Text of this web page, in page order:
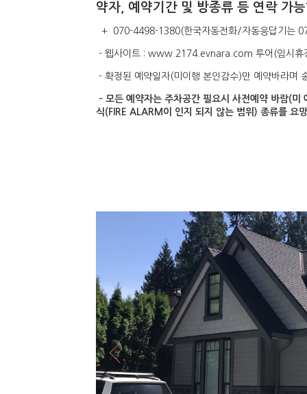
약자, 예약기간 및 방종류 등 연락 가
+ 070-4498-1380(한국자동전화/자동응답기는
- 웹사이트 : www.2174.evnara.com 투어(임시휴
- 확정된 예약일자(미이행 본인감수)만 예약바라며
- 모든 예약자는 주차공간 필요시 사전예약 바람(미
식(FIRE ALARM이 인지 되지 않는 범위) 종류를 요